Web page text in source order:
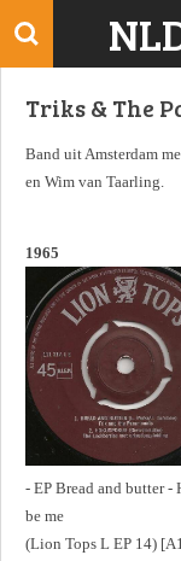
Ga
deTriks & The
Band uit Amsterdam
en Wim van Taarling.
1965
- EP Bread and butter
be me
(Lion Tops L EP 14)